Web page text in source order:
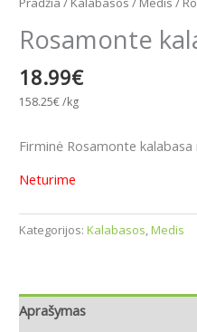
Rosamonte
18.99€
158.25€/kg
Firminė Rosamonte
Neturime
Kategorijos: Kalabasos,Medis
Aprašymas